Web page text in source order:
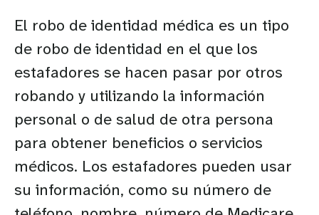
El robo de identidad médica es un tipo
de robo de identidad en el que los
estafadores se hacen pasar por otros
robando y utilizando la información
personal o de salud de otra persona
para obtener beneficios o servicios
médicos. Los estafadores pueden usar
su información, como su número de